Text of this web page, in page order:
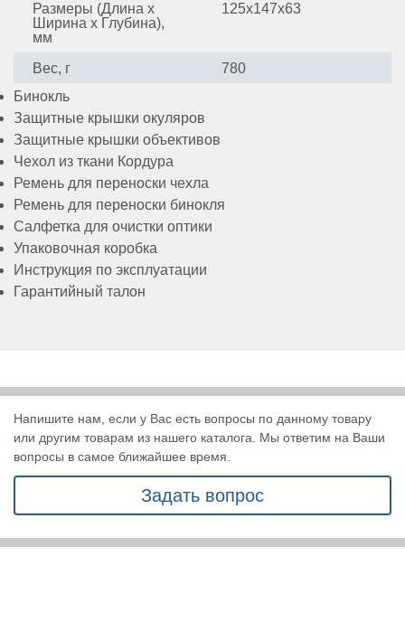
Размеры (Длина x
Ширина x Глубина),
мм
125x147x63
Вес, г
780
Бинокль
Защитные крышки окуляров
Защитные крышки объективов
Чехол из ткани Кордура
Ремень для переноски чехла
Ремень для переноски бинокля
Салфетка для очистки оптики
Упаковочная коробка
Инструкция по эксплуатации
Гарантийный талон
Задать вопрос
Напишите нам, если у Вас есть вопросы по данному товару
или другим товарам из нашего каталога. Мы ответим на Ваши
вопросы в самое ближайшее время.